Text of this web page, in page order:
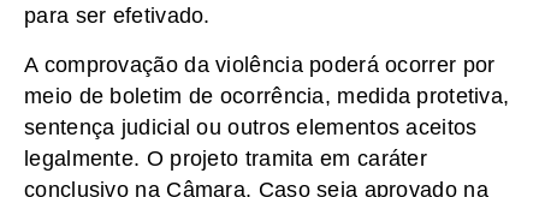
para ser efetivado.
A comprovação da violência poderá ocorrer por
meio de boletim de ocorrência, medida protetiva,
sentença judicial ou outros elementos aceitos
legalmente. O projeto tramita em caráter
conclusivo na Câmara. Caso seja aprovado na